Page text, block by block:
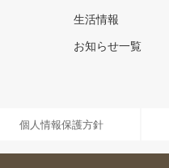
生活情報
お知らせ一覧
個人情報保護方針